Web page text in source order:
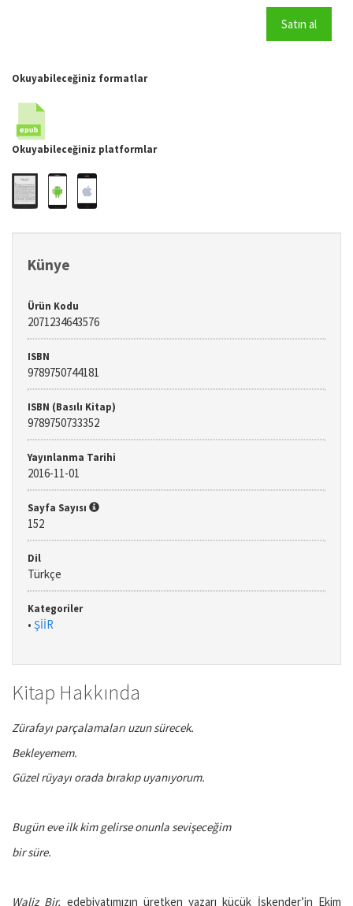
Satın al
Okuyabileceğiniz formatlar
Okuyabileceğiniz platformlar
Künye
Ürün Kodu
2071234643576
ISBN
9789750744181
ISBN (Basılı Kitap)
9789750733352
Yayınlanma Tarihi
2016-11-01
Sayfa Sayısı
152
Dil
Türkçe
Kategoriler
• ŞİİR
Kitap Hakkında
Zürafayı parçalamaları uzun sürecek.
Bekleyemem.
Güzel rüyayı orada bırakıp uyanıyorum.
Bugün eve ilk kim gelirse onunla sevişeceğim
bir süre.
Waliz Bir, edebiyatımızın üretken yazarı küçük İskender’in Ekim